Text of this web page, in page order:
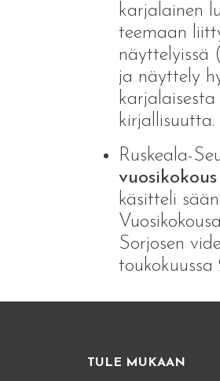
karjalainen
teemaan
näyttelyissä
ja näyttely
kirjallisuutta.
Ruskeala-
vuosikokous
käsitteli
Sorjosen
toukokuussa
TULE MUKAAN